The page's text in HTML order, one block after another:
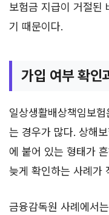
보험금 지급이 거절된
기 때문이다.
가입 여부 확인
일상생활배상책임보
는 경우가 많다. 상해
에 붙어 있는 형태가
늦게 확인하는 사례가
금융감독원 사례에서